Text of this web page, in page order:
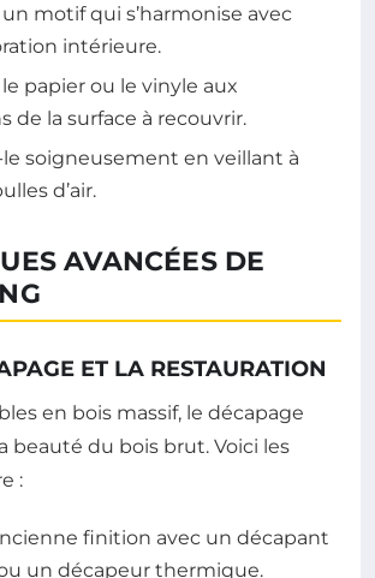
un motif qui s’harmonise avec
intérieure.
papier ou le vinyle aux
de la surface à recouvrir.
soigneusement en veillant à
d’air.
AVANCÉES DE
ET LA RESTAURATION
en bois massif, le décapage
beauté du bois brut. Voici les
:
finition avec un décapant
un décapeur thermique.